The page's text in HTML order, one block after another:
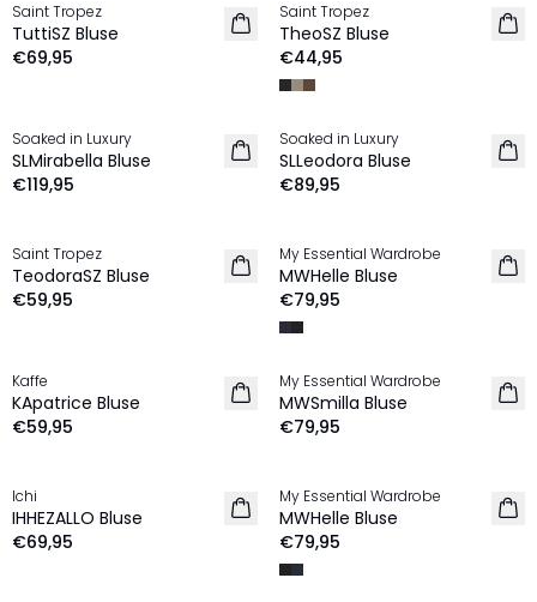
NEU
Saint Tropez
TuttiSZ Bluse
€69,95
NEU
Saint Tropez
TheoSZ Bluse
€44,95
NEU
Soaked in Luxury
SLMirabella Bluse
€119,95
NEU
Soaked in Luxury
SLLeodora Bluse
€89,95
NEU
Saint Tropez
TeodoraSZ Bluse
€59,95
NEU
My Essential Wardrobe
MWHelle Bluse
€79,95
NEU
Kaffe
KApatrice Bluse
€59,95
NEU
My Essential Wardrobe
MWSmilla Bluse
€79,95
NEU
Ichi
IHHEZALLO Bluse
€69,95
NEU
My Essential Wardrobe
MWHelle Bluse
€79,95